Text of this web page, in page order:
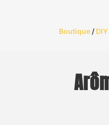
Boutique/